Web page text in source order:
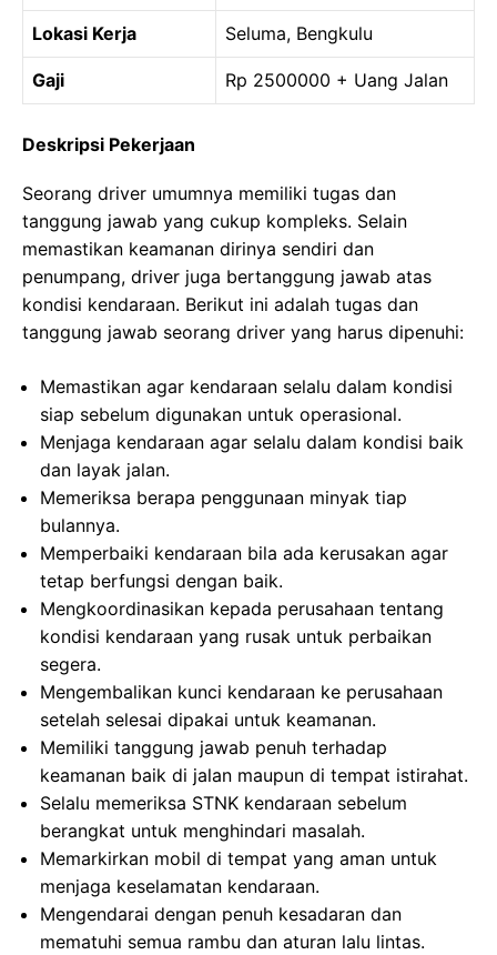
Lokasi Kerja Seluma, Bengkulu
Gaji Rp 2500000 + Uang Jalan
Deskripsi Pekerjaan
Seorang driver umumnya memiliki tugas dan
tanggung jawab yang cukup kompleks. Selain
memastikan keamanan dirinya sendiri dan
penumpang, driver juga bertanggung jawab atas
kondisi kendaraan. Berikut ini adalah tugas dan
tanggung jawab seorang driver yang harus dipenuhi:
Memastikan agar kendaraan selalu dalam kondisi
siap sebelum digunakan untuk operasional.
Menjaga kendaraan agar selalu dalam kondisi baik
dan layak jalan.
Memeriksa berapa penggunaan minyak tiap
bulannya.
Memperbaiki kendaraan bila ada kerusakan agar
tetap berfungsi dengan baik.
Mengkoordinasikan kepada perusahaan tentang
kondisi kendaraan yang rusak untuk perbaikan
segera.
Mengembalikan kunci kendaraan ke perusahaan
setelah selesai dipakai untuk keamanan.
Memiliki tanggung jawab penuh terhadap
keamanan baik di jalan maupun di tempat istirahat.
Selalu memeriksa STNK kendaraan sebelum
berangkat untuk menghindari masalah.
Memarkirkan mobil di tempat yang aman untuk
menjaga keselamatan kendaraan.
Mengendarai dengan penuh kesadaran dan
mematuhi semua rambu dan aturan lalu lintas.